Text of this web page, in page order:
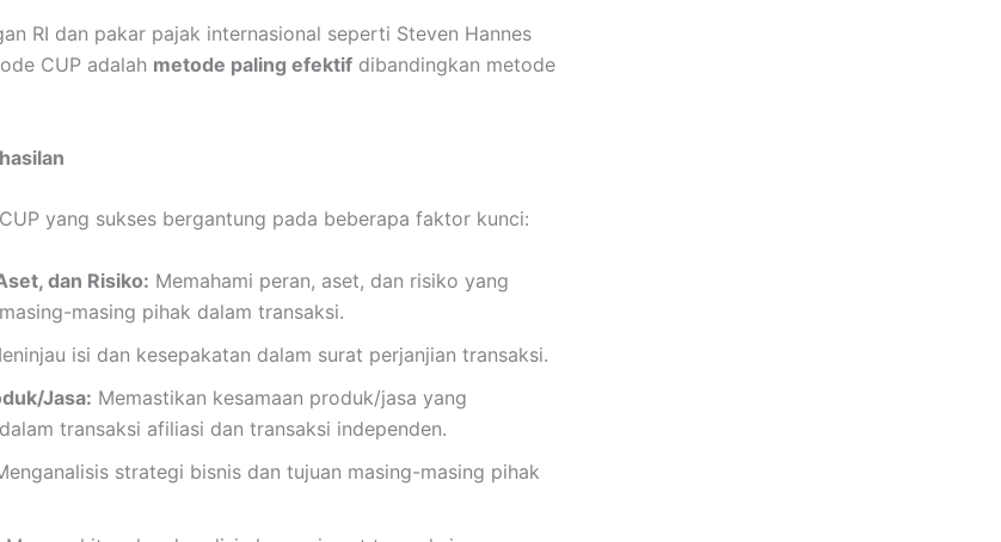
RI dan pakar pajak internasional seperti Steven Hannes
CUP adalah metode paling efektif dibandingkan metode
yang sukses bergantung pada beberapa faktor kunci:
dan Risiko: Memahami peran, aset, dan risiko yang
masing pihak dalam transaksi.
isi dan kesepakatan dalam surat perjanjian transaksi.
Jasa: Memastikan kesamaan produk/jasa yang
transaksi afiliasi dan transaksi independen.
strategi bisnis dan tujuan masing-masing pihak